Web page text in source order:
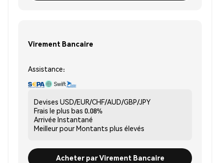
Virement Bancaire
Assistance:
Devises USD/EUR/CHF/AUD/GBP/JPY
Frais le plus bas 0.08%
Arrivée Instantané
Meilleur pourMontants plus élevés
Acheter par Virement Bancaire